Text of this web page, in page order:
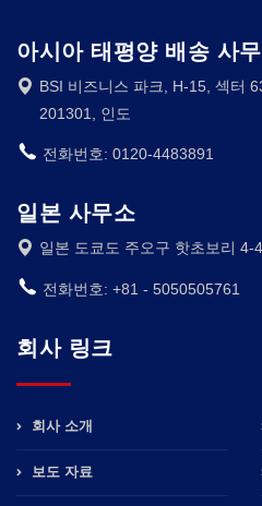
아시아 태평양 배송 사
BSI 비즈니스 파크, H-15, 섹터
201301, 인도
전화번호: 0120-4483891
일본 사무소
일본 도쿄도 주오구 핫초보리 4-
전화번호: +81 - 5050505761
회사 링크
회사 소개
보도 자료